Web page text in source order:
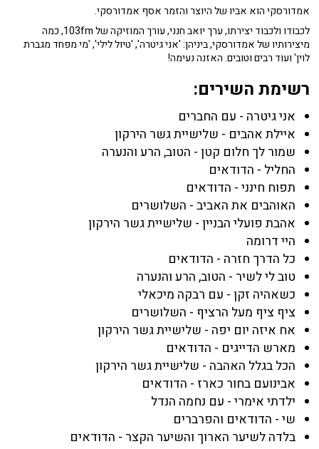
אמדורסקי הוא אביו של היוצר והזמר אסף אמדורסקי.
לכבודו ולכבוד יצירתו, ערך יואב חנני, עורך המוזיקה של 103fm, כמה
מיצירותיו של אמדורסקי, ביניהן: 'אני גיטרה', 'טיול לילי', 'מי מפחד מגברת
לוין' ועוד רבים וטובים. האזנה נעימה!
רשימת השירים:
אני גיטרה - עם החברים
איילת אהבים - שלישיית גשר הירקון
שמור לך חלום קטן - הטוב, הרע והנערה
החליל - הדודאים
תפוח חינני - הדודאים
האוהבים את האביב - השלושרים
אהבת פועלי הבניין - שלישיית גשר הירקון
היי דרומה
כל הדרך חזרה - הדודאים
טוב לי לשיר - הטוב, הרע והנערה
כשאהיה זקן - עם רבקה מיכאלי
ציף ציף מעל הרציף - השלושרים
אח איזה יום יפה - שלישיית גשר הירקון
מארש הדייגים - הדודאים
הכל בגלל האהבה - שלישיית גשר הירקון
אבינועם בחור כארז - הדודאים
ילדתי אימרי - עם נחמה הנדל
שי - הדודאים והפרברים
בלדה לשיער הארוך והשיער הקצר - הדודאים